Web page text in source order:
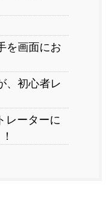
を画面にお
、初心者レ
レーターに